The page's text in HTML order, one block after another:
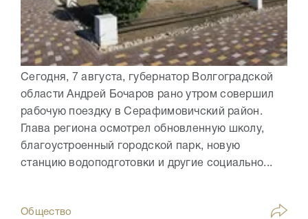
Сегодня, 7 августа, губернатор Волгоградской
области Андрей Бочаров рано утром совершил
рабочую поездку в Серафимовичский район.
Глава региона осмотрел обновленную школу,
благоустроенный городской парк, новую
станцию водоподготовки и другие социально...
Общество